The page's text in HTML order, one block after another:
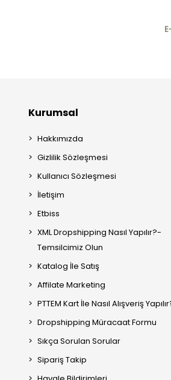
Kurumsal
Hakkımızda
Gizlilik Sözleşmesi
Kullanıcı Sözleşmesi
İletişim
Etbiss
XML Dropshipping Nasıl Yapılır?-
Temsilcimiz Olun
Katalog İle Satış
Affilate Marketing
PTTEM Kart İle Nasıl Alışveriş
Dropshipping Müracaat Formu
Sıkça Sorulan Sorular
Sipariş Takip